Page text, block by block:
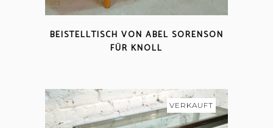
BEISTELLTISCH VON ABEL SORENSON
FÜR KNOLL
VERKAUFT